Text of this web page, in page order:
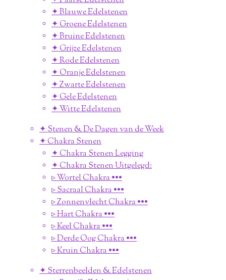
✦ Blauwe Edelstenen
✦ Groene Edelstenen
✦ Bruine Edelstenen
✦ Grijze Edelstenen
✦ Rode Edelstenen
✦ Oranje Edelstenen
✦ Zwarte Edelstenen
✦ Gele Edelstenen
✦ Witte Edelstenen
✦ Stenen & De Dagen van de Week
✦ Chakra Stenen
✦ Chakra Stenen Legging
✦ Chakra Stenen Uitgelegd:
▹ Wortel Chakra •••
▹ Sacraal Chakra •••
▹ Zonnenvlecht Chakra •••
▹ Hart Chakra •••
▹ Keel Chakra •••
▹ Derde Oog Chakra •••
▹ Kruin Chakra •••
✦ Sterrenbeelden & Edelstenen